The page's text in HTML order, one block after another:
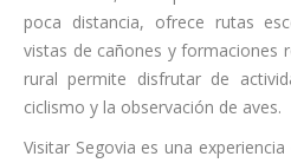
poca distancia, ofrece rutas
vistas de cañones y formaciones
rural permite disfrutar de
ciclismo y la observación de aves.
Visitar Segovia es una